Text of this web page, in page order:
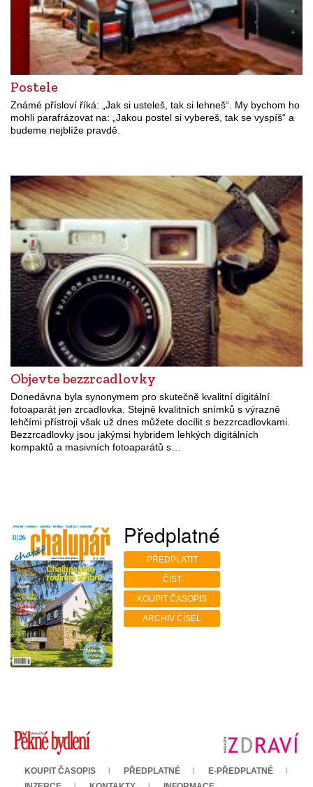
Postele
Známé přísloví říká: „Jak si usteleš, tak si lehneš“. My bychom ho
mohli parafrázovat na: „Jakou postel si vybereš, tak se vyspíš“ a
budeme nejblíže pravdě.
Objevte bezzrcadlovky
Donedávna byla synonymem pro skutečně kvalitní digitální
fotoaparát jen zrcadlovka. Stejně kvalitních snímků s výrazně
lehčími přístroji však už dnes můžete docílit s bezzrcadlovkami.
Bezzrcadlovky jsou jakýmsi hybridem lehkých digitálních
kompaktů a masivních fotoaparátů s…
Předplatné
PŘEDPLATIT
ČÍST
KOUPIT ČASOPIS
ARCHIV ČÍSEL
KOUPIT ČASOPIS PŘEDPLATNÉ
E-PŘEDPLATNÉ